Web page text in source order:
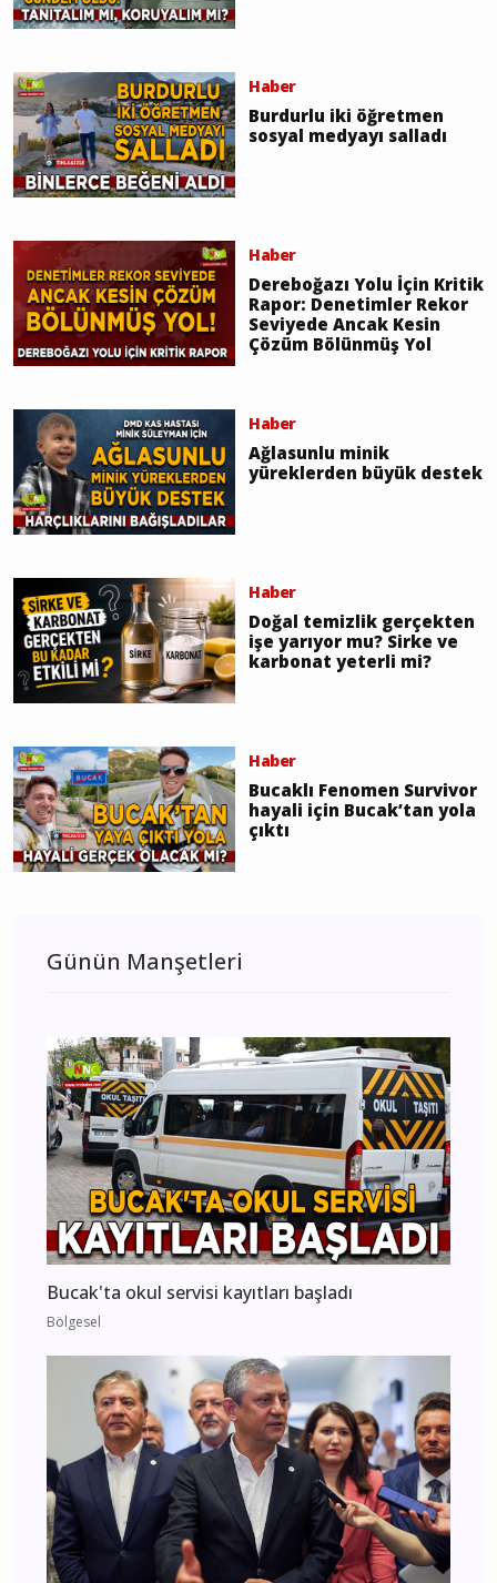
Haber
Burdurlu iki öğretmen
sosyal medyayı salladı
Haber
Dereboğazı Yolu İçin Kritik
Rapor: Denetimler Rekor
Seviyede Ancak Kesin
Çözüm Bölünmüş Yol
Haber
Ağlasunlu minik
yüreklerden büyük destek
Haber
Doğal temizlik gerçekten
işe yarıyor mu? Sirke ve
karbonat yeterli mi?
Haber
Bucaklı Fenomen Survivor
hayali için Bucak’tan yola
çıktı
Günün Manşetleri
Bucak'ta okul servisi kayıtları başladı
Bölgesel